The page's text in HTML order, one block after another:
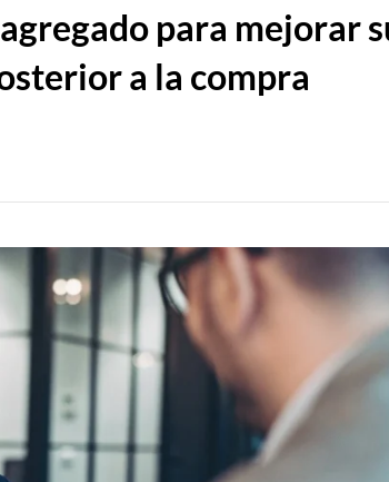
para mejorar
a la compra